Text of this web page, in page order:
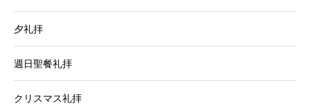
夕礼拝
週日聖餐礼拝
クリスマス礼拝